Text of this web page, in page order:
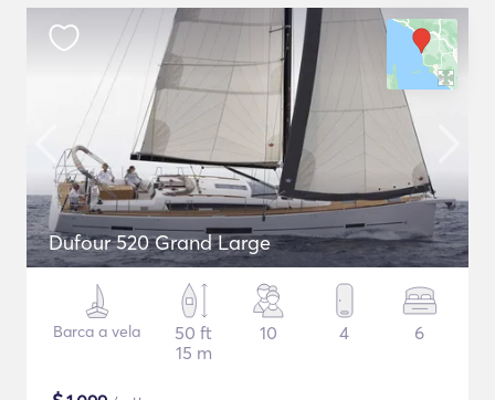
Dufour 520 Grand Large
Barca a vela
50 ft
15 m
10 4 6